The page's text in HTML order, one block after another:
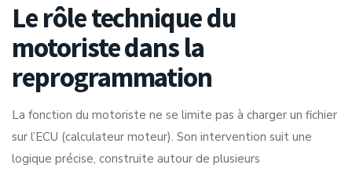
Le rôle technique du
motoriste dans la
reprogrammation
La fonction du motoriste ne se limite pas à charger un fichier
sur l’ECU (calculateur moteur). Son intervention suit une
logique précise, construite autour de plusieurs